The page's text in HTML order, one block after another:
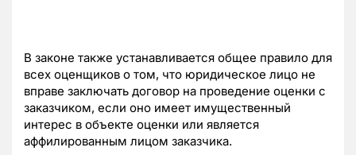
В законе также устанавливается общее правило для
всех оценщиков о том, что юридическое лицо не
вправе заключать договор на проведение оценки с
заказчиком, если оно имеет имущественный
интерес в объекте оценки или является
аффилированным лицом заказчика.